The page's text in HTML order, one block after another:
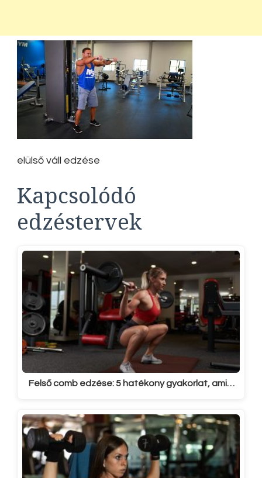
elülső váll edzése
Kapcsolódó
edzéstervek
Felső comb edzése: 5 hatékony gyakorlat, ami…